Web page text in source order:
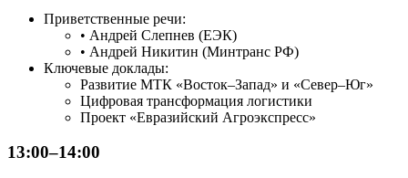
Приветственные речи:
• Андрей Слепнев (ЕЭК)
• Андрей Никитин (Минтранс РФ)
Ключевые доклады:
Развитие МТК «Восток–Запад» и «Север–Юг»
Цифровая трансформация логистики
Проект «Евразийский Агроэкспресс»
13:00–14:00